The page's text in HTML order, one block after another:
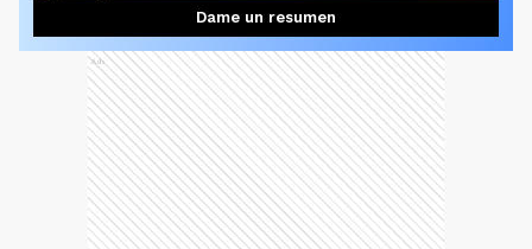
Dame un resumen
Ads